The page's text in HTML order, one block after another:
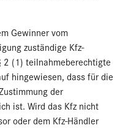
Gewinner vom
zuständige Kfz-
2 (1) teilnahmeberechtigte
hingewiesen, dass für die
der
ist. Wird das Kfz nicht
oder dem Kfz-Händler